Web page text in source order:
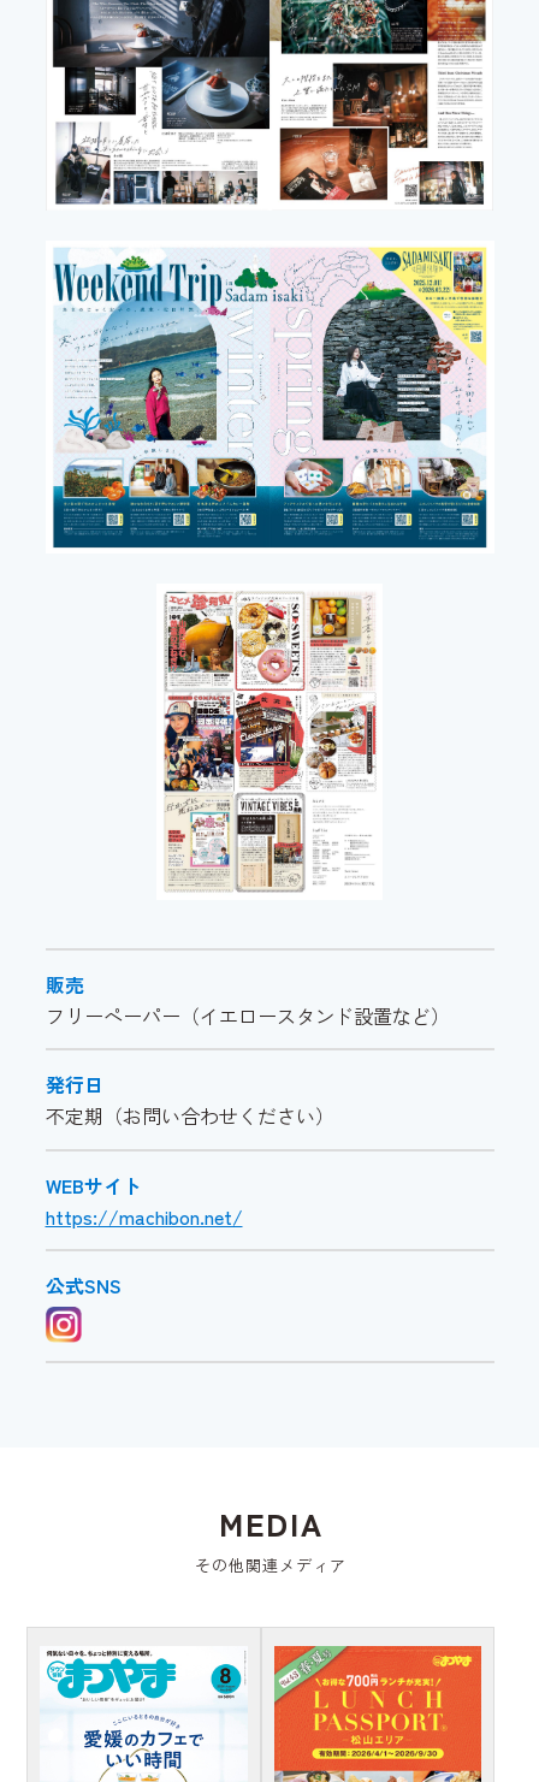
販売
フリーペーパー（イエロースタンド設置など）
発行日
不定期（お問い合わせください）
WEBサイト
https://machibon.net/
公式SNS
MEDIA
その他関連メディア